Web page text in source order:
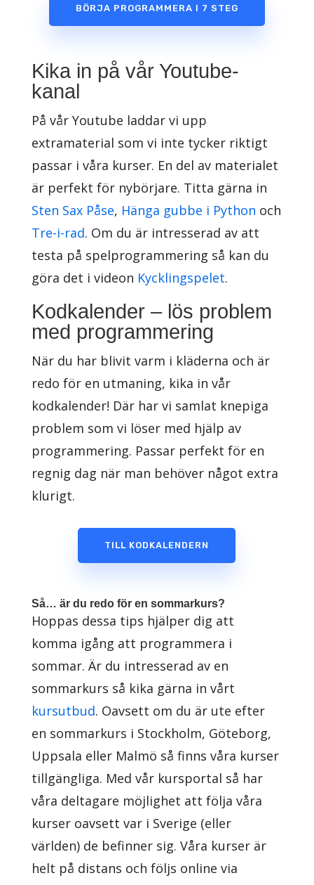
BÖRJA PROGRAMMERA I 7 STEG
Kika in på vår Youtube-
kanal
På vår Youtube laddar vi upp
extramaterial som vi inte tycker riktigt
passar i våra kurser. En del av materialet
är perfekt för nybörjare. Titta gärna in
Sten Sax Påse, Hänga gubbe i Python och
Tre-i-rad. Om du är intresserad av att
testa på spelprogrammering så kan du
göra det i videon Kycklingspelet.
Kodkalender – lös problem
med programmering
När du har blivit varm i kläderna och är
redo för en utmaning, kika in vår
kodkalender! Där har vi samlat knepiga
problem som vi löser med hjälp av
programmering. Passar perfekt för en
regnig dag när man behöver något extra
klurigt.
TILL KODKALENDERN
Så… är du redo för en sommarkurs?
Hoppas dessa tips hjälper dig att
komma igång att programmera i
sommar. Är du intresserad av en
sommarkurs så kika gärna in vårt
kursutbud. Oavsett om du är ute efter
en sommarkurs i Stockholm, Göteborg,
Uppsala eller Malmö så finns våra kurser
tillgängliga. Med vår kursportal så har
våra deltagare möjlighet att följa våra
kurser oavsett var i Sverige (eller
världen) de befinner sig. Våra kurser är
helt på distans och följs online via